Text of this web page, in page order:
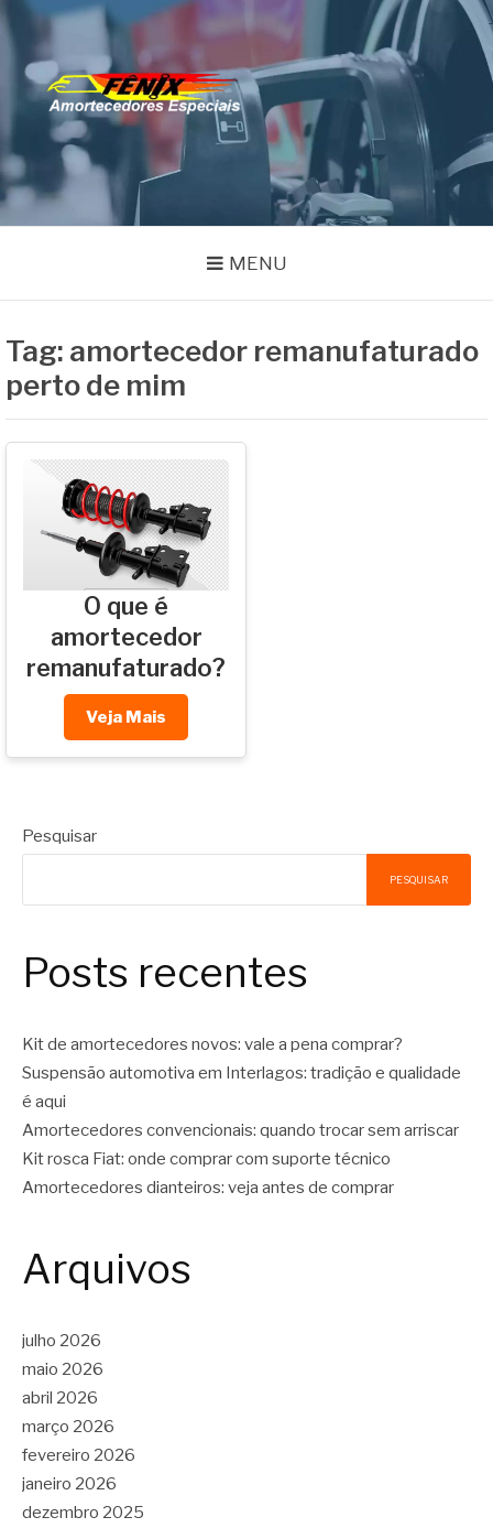
Pular
conteúdo
FENIX
AMORTECEDORES
Especialistas em Remanufatura de Amortecedores
MENU
Tag: amortecedor remanufaturado
perto de mim
O que é
amortecedor
remanufaturado?
Veja Mais
Pesquisar
PESQUISAR
Posts recentes
Kit de amortecedores novos: vale a pena comprar?
Suspensão automotiva em Interlagos: tradição e qualidade
é aqui
Amortecedores convencionais: quando trocar sem arriscar
Kit rosca Fiat: onde comprar com suporte técnico
Amortecedores dianteiros: veja antes de comprar
Arquivos
julho 2026
maio 2026
abril 2026
março 2026
fevereiro 2026
janeiro 2026
dezembro 2025